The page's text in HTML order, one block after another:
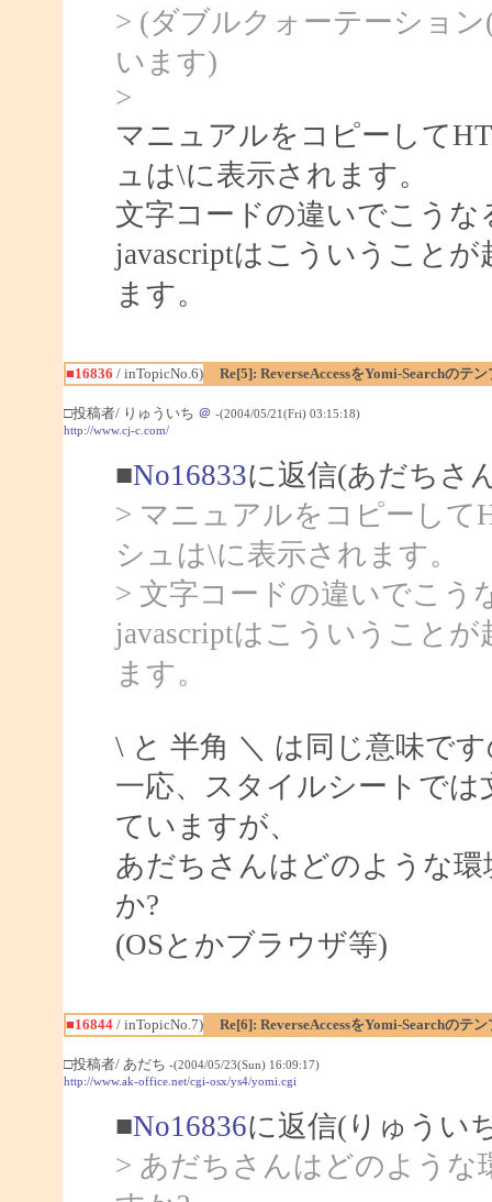
> (ダブルクォーテーショ
います)
>
マニュアルをコピーして
ュは\に表示されます。
文字コードの違いでこう
javascriptはこういうこと
ます。
■16836 / inTopicNo.6) Re[5]: ReverseAccessをYomi-Searchのテ
□投稿者/ りゅういち ＠ -(2004/05/21(Fri) 03:15:18)
http://www.cj-c.com/
■No16833に返信(あだちさ
> マニュアルをコピーし
シュは\に表示されます。
> 文字コードの違いでこう
javascriptはこういうこと
ます。
\ と 半角 ＼ は同じ意味で
一応、スタイルシートで
ていますが、
あだちさんはどのような
か?
(OSとかブラウザ等)
■16844/ inTopicNo.7) Re[6]: ReverseAccessをYomi-Searchのテ
□投稿者/ あだち -(2004/05/23(Sun) 16:09:17)
http://www.ak-office.net/cgi-osx/ys4/yomi.cgi
■No16836に返信(りゅうい
> あだちさんはどのような